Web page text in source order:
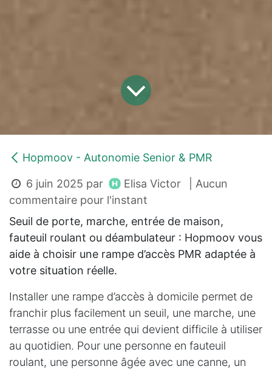
Hopmoov - Autonomie Senior & PMR
6 juin 2025 par Elisa Victor
| Aucun
commentaire pour l'instant
Seuil de porte, marche, entrée de maison,
fauteuil roulant ou déambulateur : Hopmoov vous
aide à choisir une rampe d’accès PMR adaptée à
votre situation réelle.
Installer une rampe d’accès à domicile permet de
franchir plus facilement un seuil, une marche, une
terrasse ou une entrée qui devient difficile à utiliser
au quotidien. Pour une personne en fauteuil
roulant, une personne âgée avec une canne, un